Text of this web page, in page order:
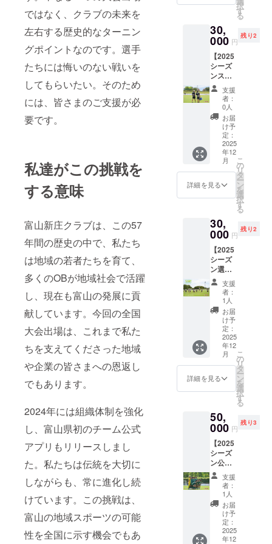
ではなく、クラブの未来を
左右する歴史的なターニン
グポイントなのです。選手
たちには悔いのない戦いを
してもらいたい。そのため
には、皆さまのご支援が必
要です。
私達がこの挑戦を
する意味
富山新庄クラブは、この57
年間の歴史の中で、私たち
は地域の若者たちを育て、
多くのOBが地域社会で活躍
し、現在も富山の発展に貢
献しています。今回の全国
大会出場は、これまで私た
ちを支えてくださった地域
や企業の皆さまへの恩返し
でもあります。
2024年には組織体制を強化
し、富山県初のチーム公式
アプリもリリースしまし
た。私たちは伝統を大切に
しながらも、常に進化し続
けています。この挑戦は、
富山の地域スポーツの可能
性を全国に示す機会でもあ
ン入り
りいた
しま
す。 〇
1ST（
緑）の
ユニ
フォー
ムで
す！
択
す
る
30,
000 円
残り2
【2025
シーズ
ンス
タッフ
練習
着】 〇
2025
シーズ
ンス
タッフ
が着用
してい
た練習
着（未
着用/上
下セッ
お送り
いたし
ます。
〇非売
品/サイ
ズ：
XL・カ
ラー：
黒（半
袖・短
パン）
支援
者：
0人
お届
け予
定：
2025
年12
月
詳細を見る
こ
の
リ
タ
ー
ン
を
選
択
す
る
30,
000 円
残り2
【2025
シーズ
ン選手
練習
着】 〇
2025
シーズ
ン選手
が着用
してい
た練習
着（未
着用/上
下セッ
ト）で
お送り
ます。
〇非売
品/サイ
ズ：Ｌ
ｏｒ
XL・カ
ラー：
シャツ
（グ
レー）
短パン
（黒）
支援
者：
1人
お届
け予
定：
2025
年12
月
詳細を見る
こ
の
リ
タ
ー
ン
を
選
択
す
る
50,
000 円
残り3
【2025
シーズ
ン公式
戦ユニ
フォー
ム/1ST
・緑】
〇 2025
シーズ
ンの公
式戦ユ
支援
者：
1人
お届
け予
定：
2025
年12